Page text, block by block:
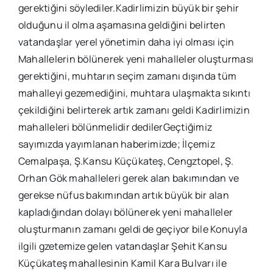
gerektiğini söylediler.Kadirlimizin büyük bir şehir
olduğunu il olma aşamasına geldiğini belirten
vatandaşlar yerel yönetimin daha iyi olması için
Mahallelerin bölünerek yeni mahalleler oluşturması
gerektiğini, muhtarın seçim zamanı dışında tüm
mahalleyi gezemediğini, muhtara ulaşmakta sıkıntı
çekildiğini belirterek artık zamanı geldi Kadirlimizin
mahalleleri bölünmelidir dedilerGeçtiğimiz
sayımızda yayımlanan haberimizde; İlçemiz
Cemalpaşa, Ş.Kansu Küçükateş, Cengztopel, Ş.
Orhan Gök mahalleleri gerek alan bakımından ve
gerekse nüfus bakımından artık büyük bir alan
kapladığından dolayı bölünerek yeni mahalleler
oluşturmanın zamanı geldi de geçiyor bile Konuyla
ilgili gzetemize gelen vatandaşlar Şehit Kansu
Küçükateş mahallesinin Kamil Kara Bulvarı ile